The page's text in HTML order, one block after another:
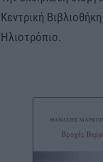
Κεντρική
Ηλιοτρόπιο.